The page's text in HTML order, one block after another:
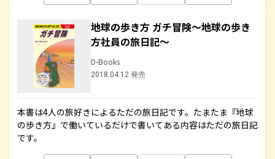
地球の歩き方 ガチ冒険～地球の歩き
方社員の旅日記～
D-Books
2018.04.12 発売
本書は4人の旅好きによるただの旅日記です。たまたま『地球
の歩き方』で働いているだけで書いてある内容はただの旅日記
です。